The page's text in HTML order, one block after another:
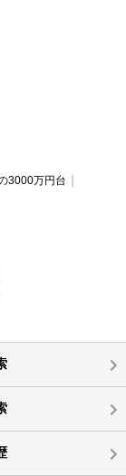
3000万円台